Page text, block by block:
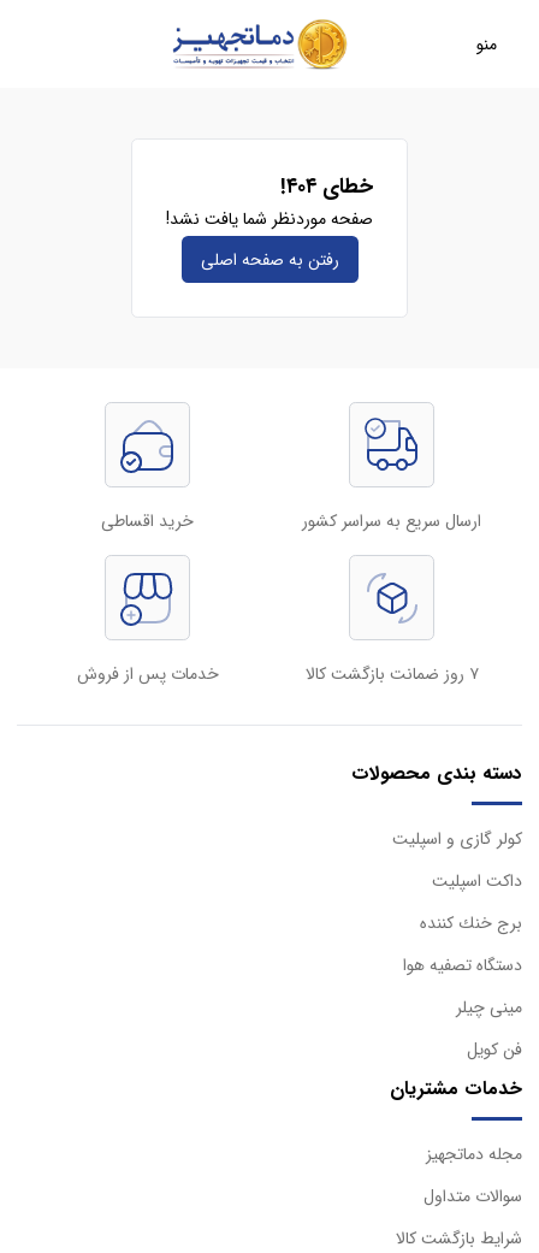
منو
خطای ۴۰۴!
صفحه موردنظر شما یافت نشد!
رفتن به صفحه‌ اصلی
ارسال سریع به سراسر کشور خرید اقساطی
۷ روز ضمانت بازگشت کالا خدمات پس از فروش
دسته بندی محصولات
كولر گازی و اسپليت
داكت اسپليت
برج خنك كننده
دستگاه تصفيه هوا
مینی چیلر
فن کویل
خدمات مشتریان
مجله دماتجهیز
سوالات متداول
شرایط بازگشت کالا